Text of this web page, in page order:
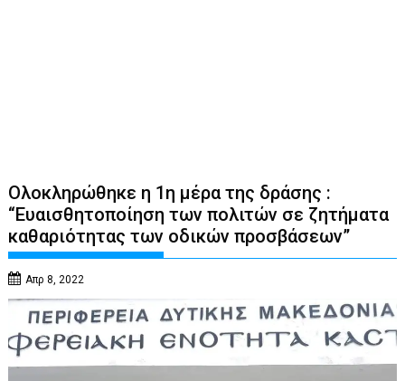
Ολοκληρώθηκε η 1η μέρα της δράσης :
“Ευαισθητοποίηση των πολιτών σε ζητήματα
καθαριότητας των οδικών προσβάσεων”
Απρ 8, 2022